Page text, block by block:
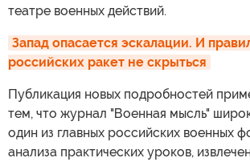
театре военных действий.
Запад опасается эскалации. И
российских ракет не скрыться
Публикация новых подробностей
тем, что журнал "Военная мысль"
один из главных российских военных
анализа практических уроков,